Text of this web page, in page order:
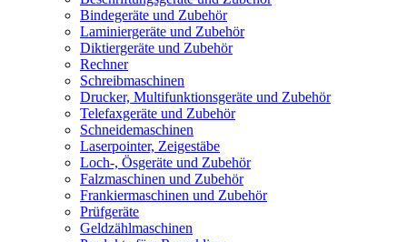
Bindegeräte und Zubehör
Laminiergeräte und Zubehör
Diktiergeräte und Zubehör
Rechner
Schreibmaschinen
Drucker, Multifunktionsgeräte und Zubehör
Telefaxgeräte und Zubehör
Schneidemaschinen
Laserpointer, Zeigestäbe
Loch-, Ösgeräte und Zubehör
Falzmaschinen und Zubehör
Frankiermaschinen und Zubehör
Prüfgeräte
Geldzählmaschinen